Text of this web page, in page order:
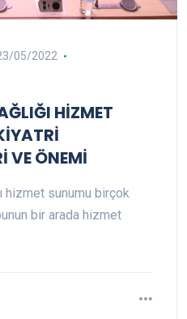
05/2022
HİZMET
VE ÖNEMİ
hizmet sunumu birçok
bir arada hizmet